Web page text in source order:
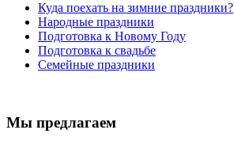
Куда поехать на зимние праздники?
Народные праздники
Подготовка к Новому Году
Подготовка к свадьбе
Семейные праздники
Мы предлагаем